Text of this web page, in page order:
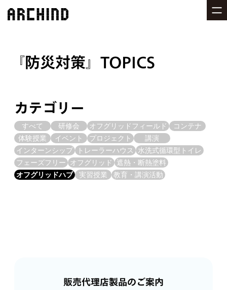
防災対策 TOPICS
カテゴリー
すべて 研修会 オフグリッドフィールド
コンテナ
体験授業
イベント プロジェクト
講演
インターンシップ
トレーラーハウス
水洗式循環型トイレ
フェーズフリー
オフグリッド
遮熱・断熱塗料
オフグリッドハブ
実習授業 教育・講演活動
販売代理店製品のご案内